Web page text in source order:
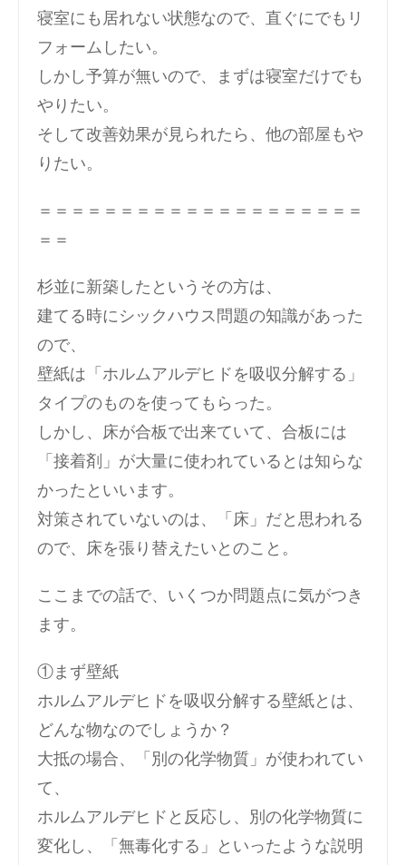
寝室にも居れない状態なので、直ぐにでもリ
フォームしたい。
しかし予算が無いので、まずは寝室だけでも
やりたい。
そして改善効果が見られたら、他の部屋もや
りたい。
＝＝＝＝＝＝＝＝＝＝＝＝＝＝＝＝＝＝＝＝
＝＝
杉並に新築したというその方は、
建てる時にシックハウス問題の知識があった
ので、
壁紙は「ホルムアルデヒドを吸収分解する」
タイプのものを使ってもらった。
しかし、床が合板で出来ていて、合板には
「接着剤」が大量に使われているとは知らな
かったといいます。
対策されていないのは、「床」だと思われる
ので、床を張り替えたいとのこと。
ここまでの話で、いくつか問題点に気がつき
ます。
①まず壁紙
ホルムアルデヒドを吸収分解する壁紙とは、
どんな物なのでしょうか？
大抵の場合、「別の化学物質」が使われてい
て、
ホルムアルデヒドと反応し、別の化学物質に
変化し、「無毒化する」といったような説明